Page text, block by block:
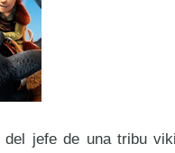
jefe de una tribu